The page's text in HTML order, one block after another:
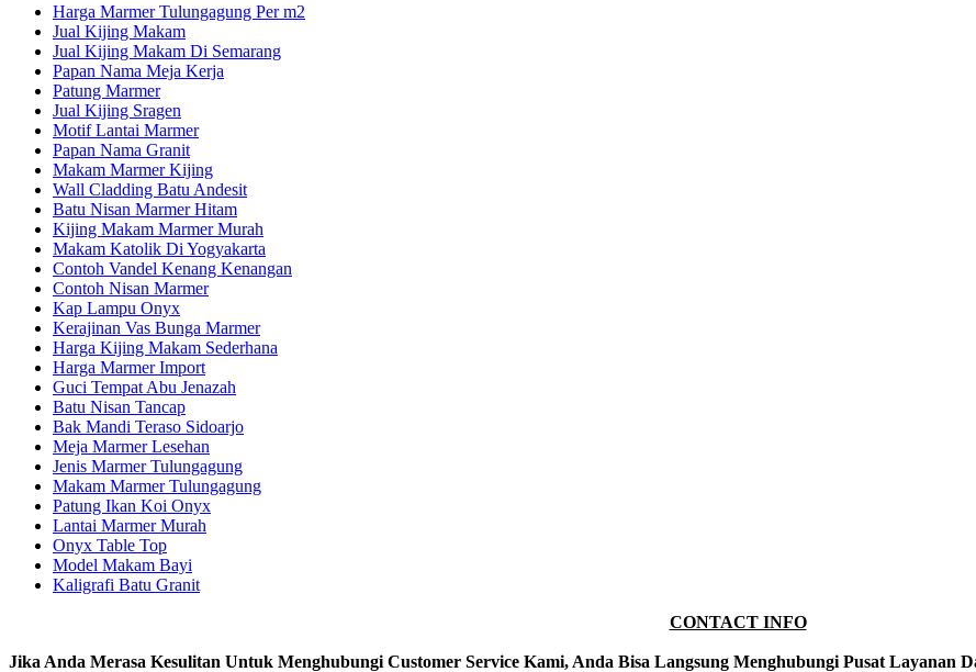
Harga Marmer Tulungagung Per m2
Jual Kijing Makam
Jual Kijing Makam Di Semarang
Papan Nama Meja Kerja
Patung Marmer
Jual Kijing Sragen
Motif Lantai Marmer
Papan Nama Granit
Makam Marmer Kijing
Wall Cladding Batu Andesit
Batu Nisan Marmer Hitam
Kijing Makam Marmer Murah
Makam Katolik Di Yogyakarta
Contoh Vandel Kenang Kenangan
Contoh Nisan Marmer
Kap Lampu Onyx
Kerajinan Vas Bunga Marmer
Harga Kijing Makam Sederhana
Harga Marmer Import
Guci Tempat Abu Jenazah
Batu Nisan Tancap
Bak Mandi Teraso Sidoarjo
Meja Marmer Lesehan
Jenis Marmer Tulungagung
Makam Marmer Tulungagung
Patung Ikan Koi Onyx
Lantai Marmer Murah
Onyx Table Top
Model Makam Bayi
Kaligrafi Batu Granit
CONTACT INFO
Jika Anda Merasa Kesulitan Untuk Menghubungi Customer Service Kami, Anda Bisa Langsung Menghubungi Pusat Layanan